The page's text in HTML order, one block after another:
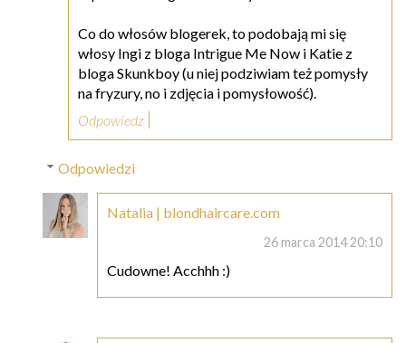
Co do włosów blogerek, to podobają mi się
włosy Ingi z bloga Intrigue Me Now i Katie z
bloga Skunkboy (u niej podziwiam też pomysły
na fryzury, no i zdjęcia i pomysłowość).
Odpowiedz
Odpowiedzi
Natalia | blondhaircare.com
26 marca 2014 20:10
Cudowne! Acchhh :)